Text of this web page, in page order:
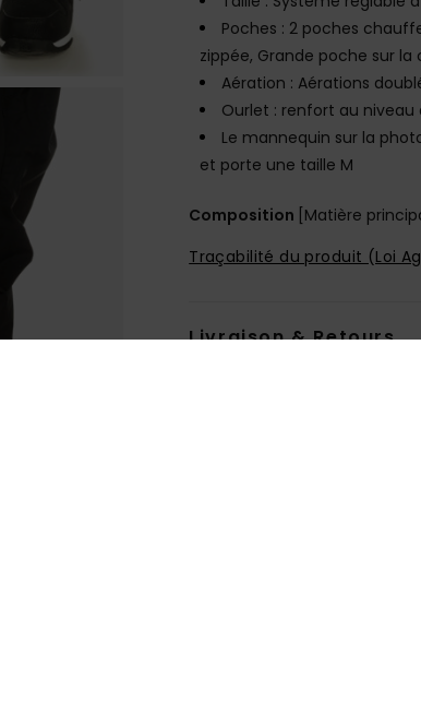
Poches : 2 poches
zippée, Grande poche sur la
Aération : Aérations
Ourlet : renfort au niveau
Le mannequin sur la
et porte une taille M
Composition [Matière
Traçabilité du produit (Loi
Livraison & Retours